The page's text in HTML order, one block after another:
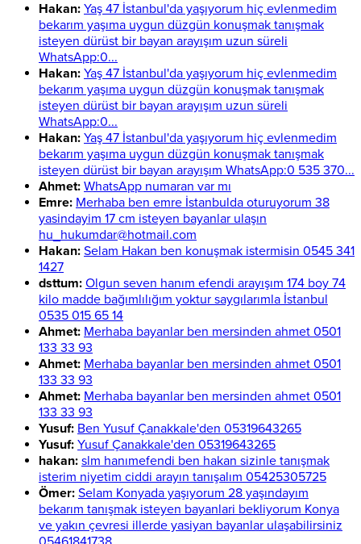
Hakan: Yaş 47 İstanbul'da yaşıyorum hiç evlenmedim
bekarım yaşıma uygun düzgün konuşmak tanışmak
isteyen dürüst bir bayan arayışım uzun süreli
WhatsApp:0...
Hakan: Yaş 47 İstanbul'da yaşıyorum hiç evlenmedim
bekarım yaşıma uygun düzgün konuşmak tanışmak
isteyen dürüst bir bayan arayışım uzun süreli
WhatsApp:0...
Hakan: Yaş 47 İstanbul'da yaşıyorum hiç evlenmedim
bekarım yaşıma uygun düzgün konuşmak tanışmak
isteyen dürüst bir bayan arayışım WhatsApp:0 535 370...
Ahmet: WhatsApp numaran var mı
Emre: Merhaba ben emre İstanbulda oturuyorum 38
yasindayim 17 cm isteyen bayanlar ulaşın
hu_hukumdar@hotmail.com
Hakan: Selam Hakan ben konuşmak istermisin 0545 341
1427
dsttum: Olgun seven hanım efendi arayışım 174 boy 74
kilo madde bağımlılığım yoktur saygılarımla İstanbul
0535 015 65 14
Ahmet: Merhaba bayanlar ben mersinden ahmet 0501
133 33 93
Ahmet: Merhaba bayanlar ben mersinden ahmet 0501
133 33 93
Ahmet: Merhaba bayanlar ben mersinden ahmet 0501
133 33 93
Yusuf: Ben Yusuf Çanakkale'den 05319643265
Yusuf: Yusuf Çanakkale'den 05319643265
hakan: slm hanımefendi ben hakan sizinle tanışmak
isterim niyetim ciddi arayın tanışalım 05425305725
Ömer: Selam Konyada yaşıyorum 28 yaşındayım
bekarım tanışmak isteyen bayanlari bekliyorum Konya
ve yakın çevresi illerde yasiyan bayanlar ulaşabilirsiniz